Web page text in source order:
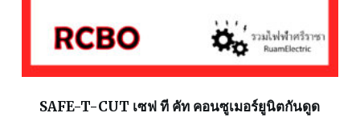
SAFE-T-CUT เซฟ ที คัท คอนซูเมอร์ยูนิตกันดูด